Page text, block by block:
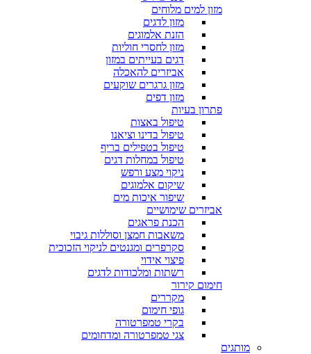
מזון למים מלוחים
מזון לדגים
הזנת אלמוגים
מזון לחסרי חוליות
דגים בעייתים במזון
אביזרים להאכלה
מזון גרגרים שוקעים
מזון דפים
פתרון בעיות
טיפול באצות
טיפול בדינו וציאנו
טיפול בטפילים בריף
טיפול במחלות דגים
ניקוי מצע ורפש
שיקום אלמוגים
שיפור איכות מים
אביזרים שימושיים
הכנת פראגים
משאבות חמצן וסוללות גיבוי
סקרפרים ומגנטים לניקוי הזכוכית
פיצוי אידוי
רשתות ומלכודות לדגים
חימום קירור
מקררים
גופי חימום
בקרי טמפרטורה
צגי טמפרטורה ומדחומים
מותגים